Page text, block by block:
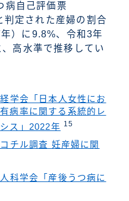
病自己評価票
判定された産婦の割合
）に9.8%、令和3年
高水準で推移してい
学会「日本人女性にお
病率に関する系統的レ
ス」2022年 15
チル調査 妊産婦に関
科学会「産後うつ病に